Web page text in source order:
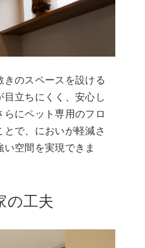
きのスペースを設ける
目立ちにくく、安心し
らにペット専用のフロ
とで、においが軽減さ
空間を実現できま
の工夫